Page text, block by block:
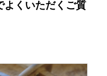
よくいただくご質